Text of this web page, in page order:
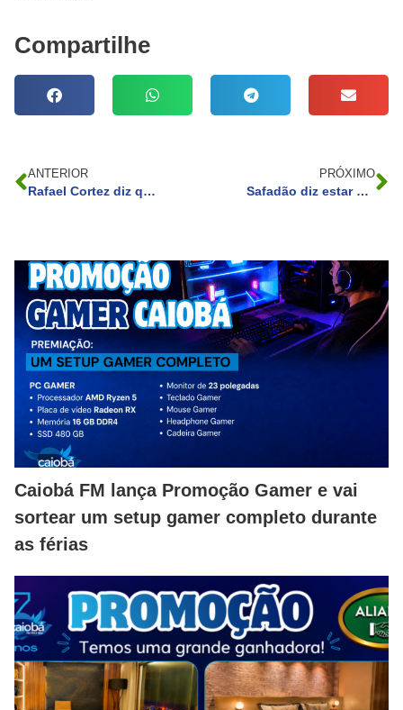
Compartilhe
ANTERIOR
Rafael Cortez diz que elenco do CQC sofreu com depressão e burnout
PRÓXIMO
Safadão diz estar esgotado após crises de ansiedade: ‘Tinha medo de morrer’
Caiobá FM lança Promoção Gamer e vai
sortear um setup gamer completo durante
as férias